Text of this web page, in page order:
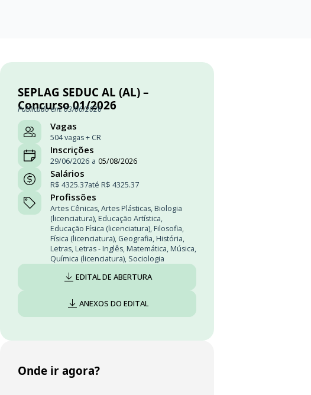
SEPLAG SEDUC AL (AL) –
Concurso 01/2026
Publicado em: 03/06/2026
Vagas
504 vagas + CR
Inscrições
29/06/2026 a 05/08/2026
Salários
R$ 4325.37até R$ 4325.37
Profissões
Artes Cênicas,Artes Plásticas, Biologia
(licenciatura), Educação Artística,
Educação Física (licenciatura), Filosofia,
Física (licenciatura), Geografia, História,
Letras, Letras - Inglês, Matemática, Música,
Química (licenciatura), Sociologia
EDITAL DE ABERTURA
ANEXOS DO EDITAL
Onde ir agora?